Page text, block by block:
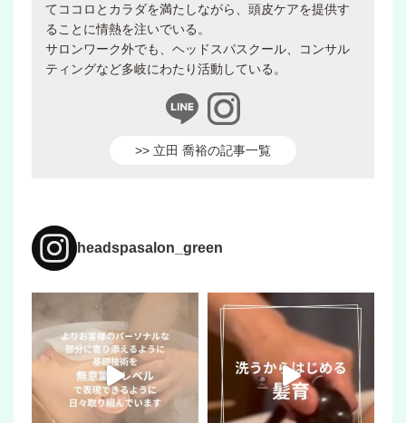
てココロとカラダを満たしながら、頭皮ケアを提供す
ることに情熱を注いでいる。
サロンワーク外でも、ヘッドスパスクール、コンサル
ティングなど多岐にわたり活動している。
>> 立田 喬裕の記事一覧
headspasalon_green